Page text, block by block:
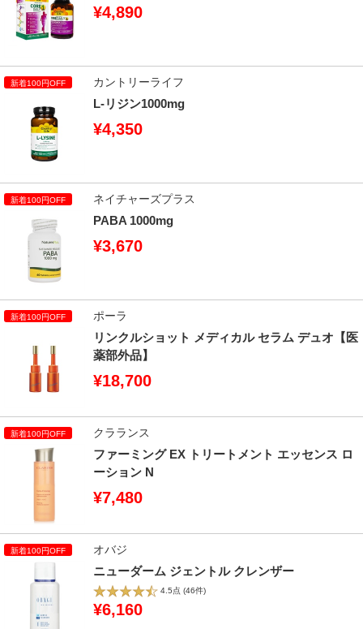
¥4,890
カントリーライフ
L-リジン1000mg
¥4,350
ネイチャーズプラス
PABA 1000mg
¥3,670
ポーラ
リンクルショット メディカル セラム デュオ【医
薬部外品】
¥18,700
クラランス
ファーミング EX トリートメント エッセンス ロ
ーション N
¥7,480
オバジ
ニューダーム ジェントル クレンザー
4.5点 (46件)
¥6,160